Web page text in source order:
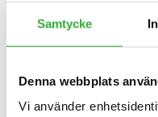
Samtycke
Denna webbplats
Vi använder